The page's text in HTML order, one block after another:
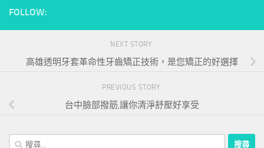
FOLLOW:
NEXT STORY
高雄透明牙套革命性牙齒矯正技術，是您矯正的好選擇
PREVIOUS STORY
台中臉部撥筋,讓你清淨舒壓好享受
搜